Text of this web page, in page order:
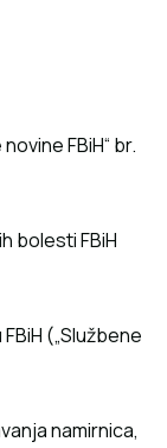
FBiH“ br.
bolesti FBiH
(„Službene
namirnica,